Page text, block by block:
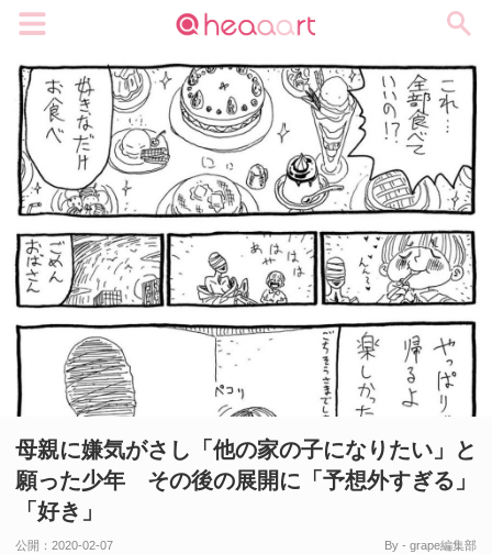
母親に嫌気がさし「他の家の子になりたい」と
願った少年 その後の展開に「予想外すぎる」
「好き」
公開： 2020-02-07
By - grape編集部